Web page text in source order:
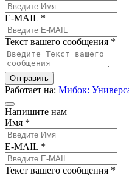
E-MAIL *
Текст вашего сообщения *
Отправить
Работает на: Мибок:
Напишите нам
Имя *
E-MAIL *
Текст вашего сообщения *